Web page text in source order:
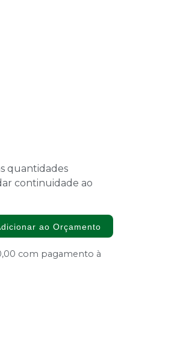
quantidades
continuidade ao
ao Orçamento
com pagamento à